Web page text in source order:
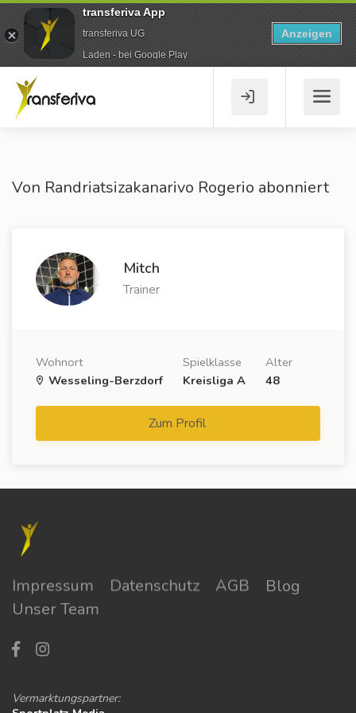
Von Randriatsizakanarivo Rogerio abonniert
Mitch
Trainer
Wohnort
Wesseling-Berzdorf
Spielklasse
Kreisliga A
Alter
48
Zum Profil
Impressum Datenschutz AGB
Blog
Unser Team
Vermarktungspartner:
transferiva App
transferiva UG
Laden - bei Google Play
Anzeigen